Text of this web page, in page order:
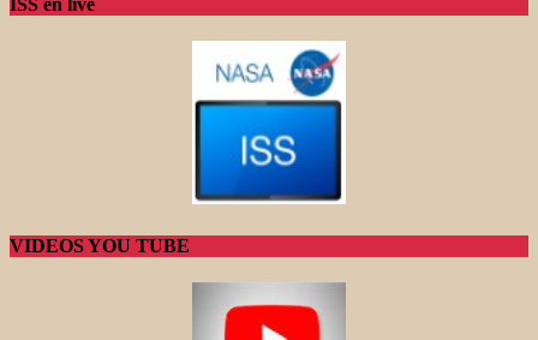
ISS en live
VIDEOS YOU TUBE